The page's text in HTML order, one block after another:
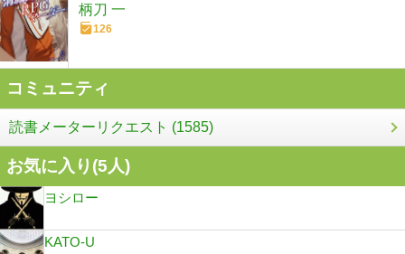
柄刀 一
126
コミュニティ
読書メーターリクエスト (1585)
お気に入り(5人)
ヨシロー
KATO-U